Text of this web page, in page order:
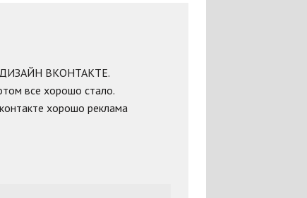
ВКОНТАКТЕ.
все хорошо стало.
хорошо реклама